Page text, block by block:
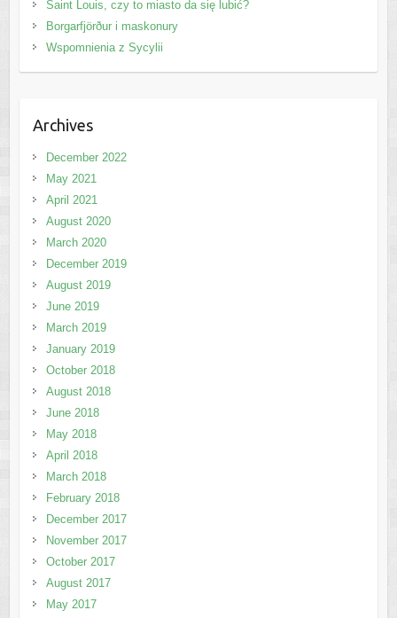
Saint Louis, czy to miasto da się lubić?
Borgarfjörður i maskonury
Wspomnienia z Sycylii
Archives
December 2022
May 2021
April 2021
August 2020
March 2020
December 2019
August 2019
June 2019
March 2019
January 2019
October 2018
August 2018
June 2018
May 2018
April 2018
March 2018
February 2018
December 2017
November 2017
October 2017
August 2017
May 2017